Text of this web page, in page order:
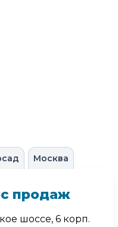
Москва
продаж
шоссе, 6 корп.